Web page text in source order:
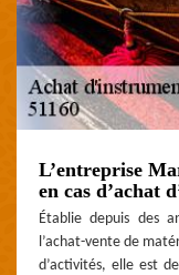
L’entreprise
en cas d’achat
Établie depuis des
l’achat-vente de
d’activités, elle est